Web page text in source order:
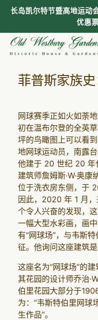
菲普斯家族史
网球赛季正如火如荼
初在温布尔登的全英
坪的鸟瞰图上可以看
地网球运动员，南露
他建于 20 世纪 20 年
建筑师詹姆斯·W·奥
位于洗衣房东侧，于
因此，2020 年 1 月
个令人兴奋的发现，
一幅大型水彩画，画
有“网球场”，与韦斯
征。他询问这座建筑是
这座名为“网球场”的
其花园的设计师乔治
伯里花园大部分于
为：“韦斯特伯里网球
生作品”。
长岛凯尔特节暨高地运动
优惠